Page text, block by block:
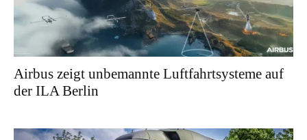
Airbus zeigt unbemannte Luftfahrtsysteme auf
der ILA Berlin